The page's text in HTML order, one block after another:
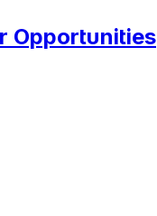
Opportunities